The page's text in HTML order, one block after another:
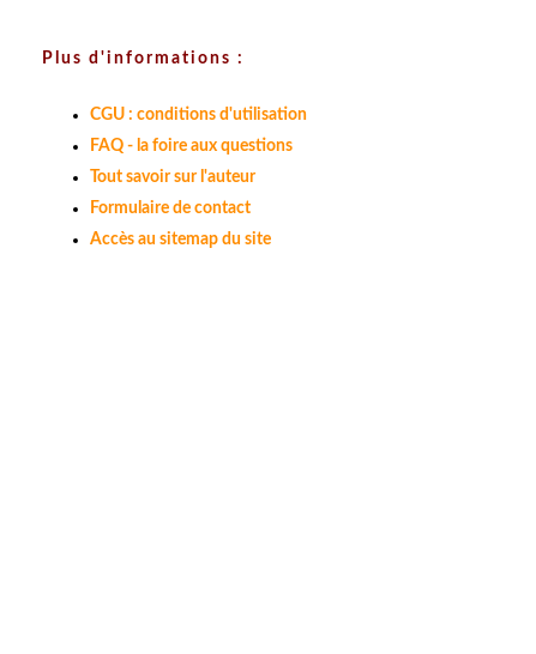
Plus d'informations :
CGU : conditions d'utilisation
FAQ - la foire aux questions
Tout savoir sur l'auteur
Formulaire de contact
Accès au sitemap du site